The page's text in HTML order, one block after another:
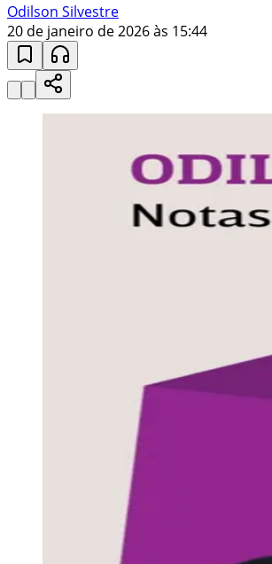
Odilson Silvestre
20 de janeiro de 2026 às 15:44